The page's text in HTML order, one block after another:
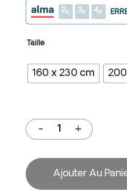
2 3 4
Taille
160 x 230 cm
Ajouter Au